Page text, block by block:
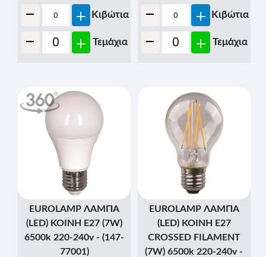
- + Κιβώτια
- + Τεμάχια
- + Κιβώτια
- + Τεμάχια
EUROLAMP ΛΑΜΠΑ
(LED) KOINH E27 (7W)
6500k 220-240v - (147-
77001)
EUROLAMP ΛΑΜΠΑ
(LED) KOINH E27
CROSSED FILAMENT
(7W) 6500k 220-240v -